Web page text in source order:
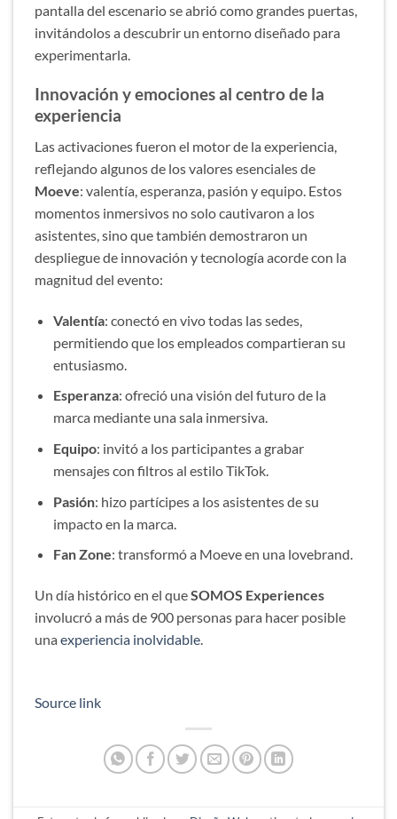
pantalla del escenario se abrió como grandes puertas,
invitándolos a descubrir un entorno diseñado para
experimentarla.
Innovación y emociones al centro de la
experiencia
Las activaciones fueron el motor de la experiencia,
reflejando algunos de los valores esenciales de
Moeve: valentía, esperanza, pasión y equipo. Estos
momentos inmersivos no solo cautivaron a los
asistentes, sino que también demostraron un
despliegue de innovación y tecnología acorde con la
magnitud del evento:
Valentía: conectó en vivo todas las sedes,
permitiendo que los empleados compartieran su
entusiasmo.
Esperanza: ofreció una visión del futuro de la
marca mediante una sala inmersiva.
Equipo: invitó a los participantes a grabar
mensajes con filtros al estilo TikTok.
Pasión: hizo partícipes a los asistentes de su
impacto en la marca.
Fan Zone: transformó a Moeve en una lovebrand.
Un día histórico en el queSOMOS Experiences
involucró a más de 900 personas para hacer posible
una experiencia inolvidable.
Source link